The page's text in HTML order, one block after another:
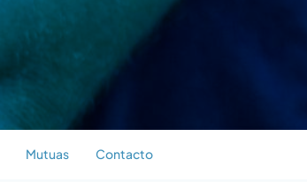
Mutuas Contacto